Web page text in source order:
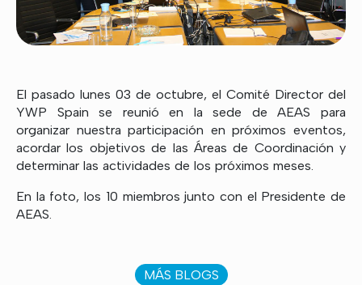
El pasado lunes 03 de octubre, el Comité Director del
YWP Spain se reunió en la sede de AEAS para
organizar nuestra participación en próximos eventos,
acordar los objetivos de las Áreas de Coordinación y
determinar las actividades de los próximos meses.
En la foto, los 10 miembros junto con el Presidente de
AEAS.
MÁS BLOGS